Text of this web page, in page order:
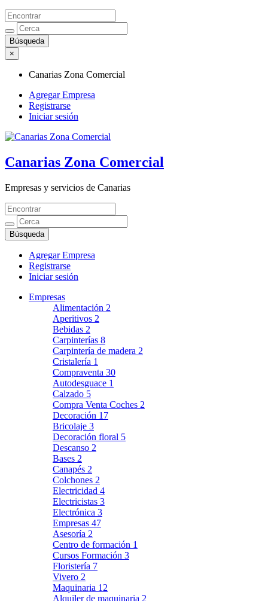
×
Canarias Zona Comercial
Agregar Empresa
Registrarse
Iniciar sesión
Canarias Zona Comercial
Empresas y servicios de Canarias
Agregar Empresa
Registrarse
Iniciar sesión
Empresas
Alimentación 2
Aperitivos 2
Bebidas 2
Carpinterías 8
Carpintería de madera 2
Cristalería 1
Compraventa 30
Autodesguace 1
Calzado 5
Compra Venta Coches 2
Decoración 17
Bricolaje 3
Decoración floral 5
Descanso 2
Bases 2
Canapés 2
Colchones 2
Electricidad 4
Electricistas 3
Electrónica 3
Empresas 47
Asesoría 2
Centro de formación 1
Cursos Formación 3
Floristería 7
Vivero 2
Maquinaria 12
Alquiler de maquinaria 2